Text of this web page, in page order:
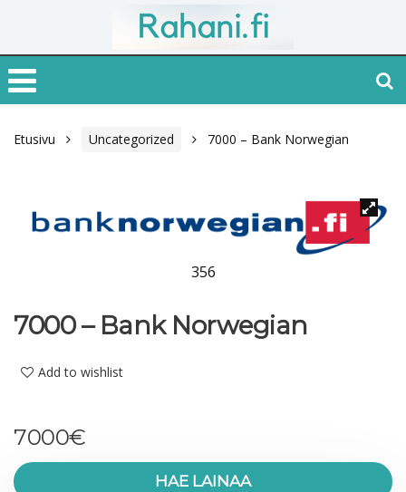
Etusivu Uncategorized 7000 – Bank Norwegian
356
7000 – Bank Norwegian
Add to wishlist
7000€
HAE LAINAA